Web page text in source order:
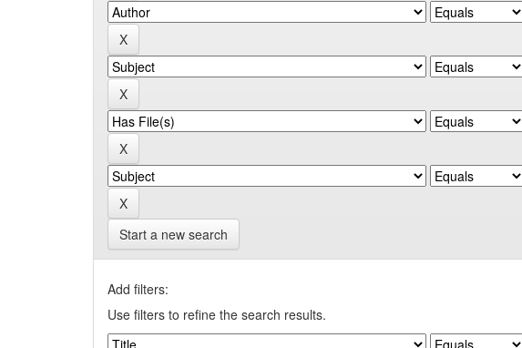
Start a new search
Add filters:
Use filters to refine the search results.